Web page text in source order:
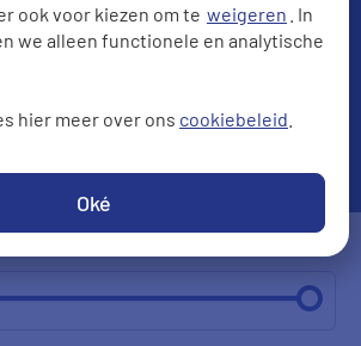
ook voor kiezen om te weigeren . In
we alleen functionele en analytische
hier meer over ons cookiebeleid
Oké